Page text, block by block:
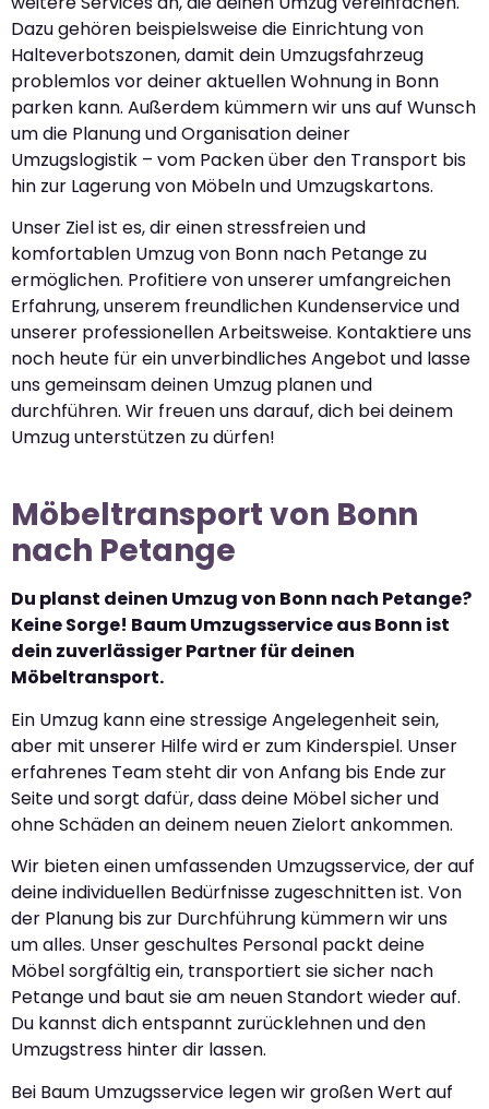
Dazu gehören beispielsweise die Einrichtung von
Halteverbotszonen, damit dein Umzugsfahrzeug
problemlos vor deiner aktuellen Wohnung in Bonn
parken kann. Außerdem kümmern wir uns auf Wunsch
um die Planung und Organisation deiner
Umzugslogistik – vom Packen über den Transport bis
hin zur Lagerung von Möbeln und Umzugskartons.
Unser Ziel ist es, dir einen stressfreien und
komfortablen Umzug von Bonn nach Petange zu
ermöglichen. Profitiere von unserer umfangreichen
Erfahrung, unserem freundlichen Kundenservice und
unserer professionellen Arbeitsweise. Kontaktiere uns
noch heute für ein unverbindliches Angebot und lasse
uns gemeinsam deinen Umzug planen und
durchführen. Wir freuen uns darauf, dich bei deinem
Umzug unterstützen zu dürfen!
Möbeltransport von Bonn
nach Petange
Du planst deinen Umzug von Bonn nach Petange?
Keine Sorge! Baum Umzugsservice aus Bonn ist
dein zuverlässiger Partner für deinen
Möbeltransport.
Ein Umzug kann eine stressige Angelegenheit sein,
aber mit unserer Hilfe wird er zum Kinderspiel. Unser
erfahrenes Team steht dir von Anfang bis Ende zur
Seite und sorgt dafür, dass deine Möbel sicher und
ohne Schäden an deinem neuen Zielort ankommen.
Wir bieten einen umfassenden Umzugsservice, der auf
deine individuellen Bedürfnisse zugeschnitten ist. Von
der Planung bis zur Durchführung kümmern wir uns
um alles. Unser geschultes Personal packt deine
Möbel sorgfältig ein, transportiert sie sicher nach
Petange und baut sie am neuen Standort wieder auf.
Du kannst dich entspannt zurücklehnen und den
Umzugstress hinter dir lassen.
Bei Baum Umzugsservice legen wir großen Wert auf